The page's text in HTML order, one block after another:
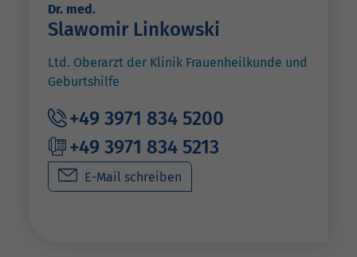
Dr. med.
Slawomir Linkowski
Ltd. Oberarzt der Klinik Frauenheilkunde und
Geburtshilfe
+49 3971 834 5200
+49 3971 834 5213
E-Mail schreiben